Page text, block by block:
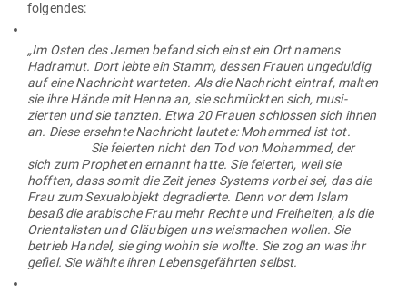
folgendes:
„Im Osten des Jemen befand sich einst ein Ort namens
Hadramut. Dort lebte ein Stamm, dessen Frauen unge­duldig
auf eine Nach­richt war­teten. Als die Nach­richt eintraf, malten
sie ihre Hände mit Henna an, sie schmückten sich, musi­
zierten und sie tanzten. Etwa 20 Frauen schlossen sich ihnen
an. Diese ersehnte Nach­richt lautete: Mohammed ist tot.
Sie fei­erten nicht den Tod von Mohammed, der
sich zum Pro­pheten ernannt hatte. Sie fei­erten, weil sie
hofften, dass somit die Zeit jenes Systems vorbei sei, das die
Frau zum Sexu­al­objekt degra­dierte. Denn vor dem Islam
besaß die ara­bische Frau mehr Rechte und Frei­heiten, als die
Ori­en­ta­listen und Gläu­bigen uns weis­machen wollen. Sie
betrieb Handel, sie ging wohin sie wollte. Sie zog an was ihr
gefiel. Sie wählte ihren Lebens­ge­fährten selbst.